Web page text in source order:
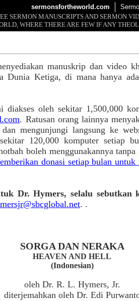
sermonsfortheworld.com
SERMON MANUSCRIPTS AND SERMON
WHERE THERE ARE FEW IF ANY
manuskrip dan video
Dunia Ketiga, di mana hanya
diakses oleh sekitar 1,500,000
. Ratusan orang lainnya
mengunjungi langsung ke
120,000 komputer setiap
boleh menggunakannya
donasi setiap bulan
Dr. Hymers, selalu sebutkan
. .
SORGA DAN NERAKA
HEAVEN AND HELL
(Indonesian)
oleh Dr. R. L. Hymers, Jr.
diterjemahkan oleh Dr. Edi